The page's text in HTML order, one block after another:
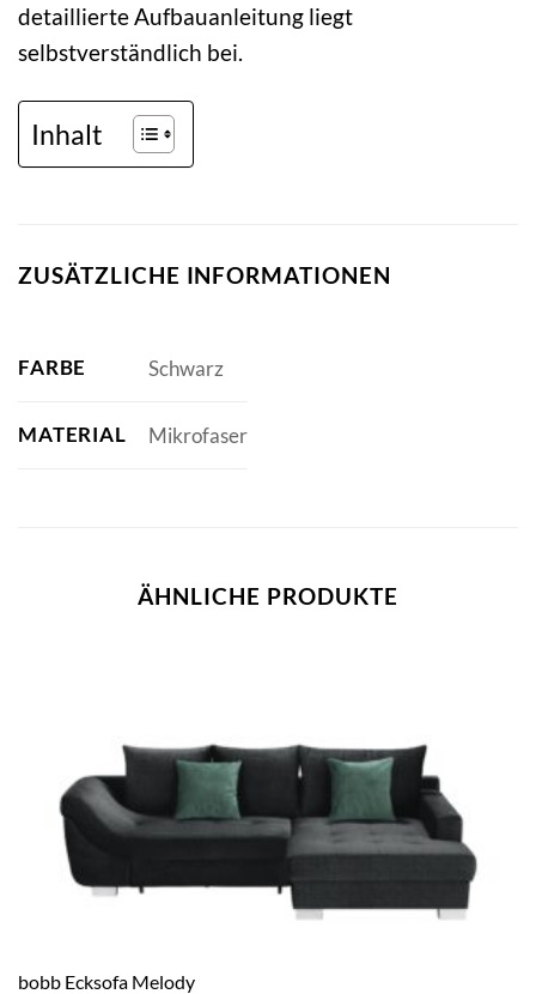
detaillierte Aufbauanleitung liegt
selbstverständlich bei.
Inhalt
ZUSÄTZLICHE INFORMATIONEN
FARBE Schwarz
MATERIAL Mikrofaser
ÄHNLICHE PRODUKTE
bobb Ecksofa Melody